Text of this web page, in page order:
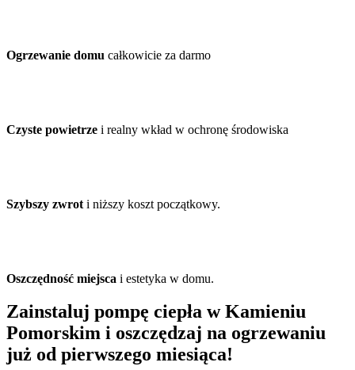
Ogrzewanie domu całkowicie za darmo
Czyste powietrze i realny wkład w ochronę środowiska
Szybszy zwrot i niższy koszt początkowy.
Oszczędność miejsca i estetyka w domu.
Zainstaluj pompę ciepła w Kamieniu
Pomorskim i oszczędzaj na ogrzewaniu
już od pierwszego miesiąca!